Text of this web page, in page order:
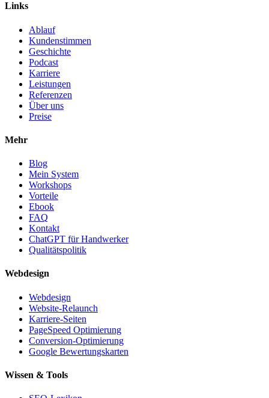
Links
Ablauf
Kundenstimmen
Geschichte
Podcast
Karriere
Leistungen
Referenzen
Über uns
Preise
Mehr
Blog
Mein System
Workshops
Vorteile
Ebook
FAQ
Kontakt
ChatGPT für Handwerker
Qualitätspolitik
Webdesign
Webdesign
Website-Relaunch
Karriere-Seiten
PageSpeed Optimierung
Conversion-Optimierung
Google Bewertungskarten
Wissen & Tools